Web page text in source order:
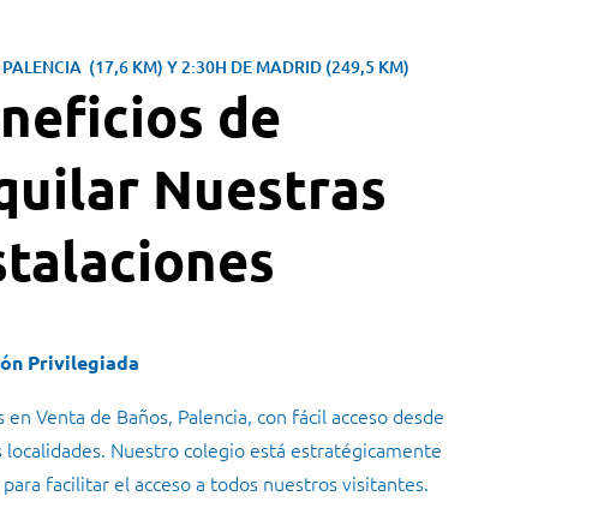
(17,6 KM) Y2:30H DE MADRID (249,5 KM)
de
Nuestras
Privilegiada
en Venta de Baños, Palencia, con fácil acceso desde
localidades. Nuestro colegio está estratégicamente
facilitar el acceso a todos nuestros visitantes.